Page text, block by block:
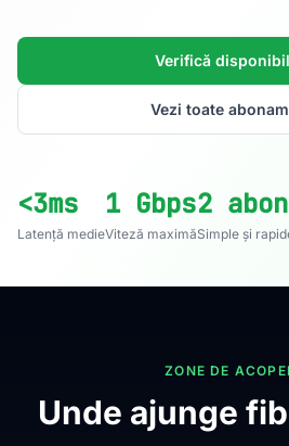
Verifică
Vezi toate
<3ms
Latență medie
1 Gbps
Viteză maximă
2
Simple și
ZONE DE
Unde ajunge